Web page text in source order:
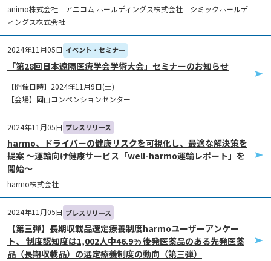
animo株式会社 アニコム ホールディングス株式会社 シミックホールデ
ィングス株式会社
2024年11月05日 イベント・セミナー
「第28回日本遠隔医療学会学術大会」セミナーのお知らせ
【開催日時】2024年11月9日(土)
【会場】岡山コンベンションセンター
2024年11月05日 プレスリリース
harmo、ドライバーの健康リスクを可視化し、最適な解決策を
提案 ～運輸向け健康サービス「well-harmo運輸レポート」を
開始～
harmo株式会社
2024年11月05日 プレスリリース
【第三弾】長期収載品選定療養制度harmoユーザーアンケー
ト、 制度認知度は1,002人中46.9% 後発医薬品のある先発医薬
品（長期収載品）の選定療養制度の動向（第三弾）